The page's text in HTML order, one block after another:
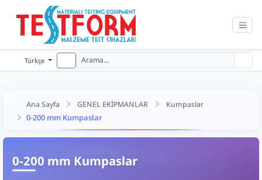
Türkçe
Ana Sayfa GENEL EKİPMANLAR Kumpaslar
0-200 mm Kumpaslar
0-200 mm Kumpaslar